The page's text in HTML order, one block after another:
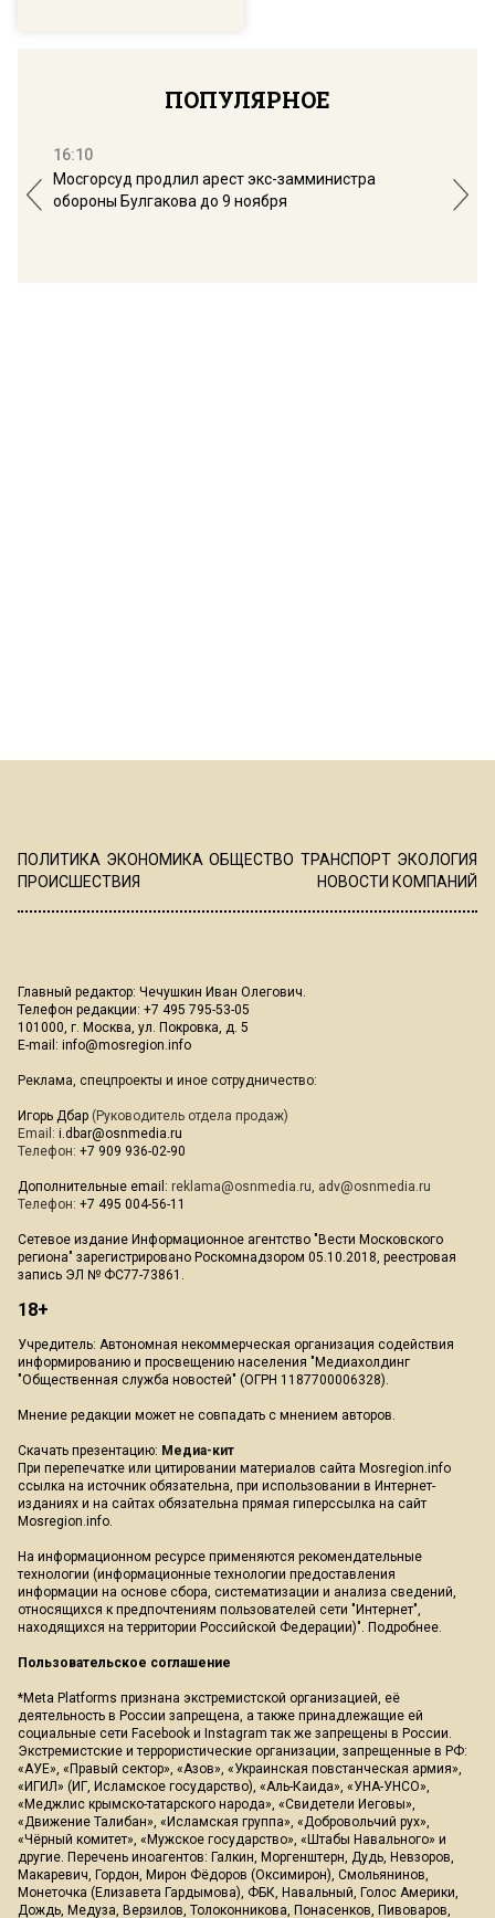
ПОПУЛЯРНОЕ
16:10
Мосгорсуд продлил арест экс-замминистра
обороны Булгакова до 9 ноября
ПОЛИТИКА ЭКОНОМИКА ОБЩЕСТВО ТРАНСПОРТ ЭКОЛОГИЯ
ПРОИСШЕСТВИЯ
НОВОСТИ КОМПАНИЙ
Главный редактор: Чечушкин Иван Олегович.
Телефон редакции: +7 495 795-53-05
101000, г. Москва, ул. Покровка, д. 5
E-mail: info@mosregion.info
Реклама, спецпроекты и иное сотрудничество:
Игорь Дбар (Руководитель отдела продаж)
Email: i.dbar@osnmedia.ru
Телефон: +7 909 936-02-90
Дополнительные email: reklama@osnmedia.ru, adv@osnmedia.ru
Телефон: +7 495 004-56-11
Сетевое издание Информационное агентство "Вести Московского
региона" зарегистрировано Роскомнадзором 05.10.2018, реестровая
запись ЭЛ № ФС77-73861.
18+
Учредитель: Автономная некоммерческая организация содействия
информированию и просвещению населения "Медиахолдинг
"Общественная служба новостей" (ОГРН 1187700006328).
Мнение редакции может не совпадать с мнением авторов.
Скачать презентацию: Медиа-кит
При перепечатке или цитировании материалов сайта Mosregion.info
ссылка на источник обязательна, при использовании в Интернет-
изданиях и на сайтах обязательна прямая гиперссылка на сайт
Mosregion.info.
На информационном ресурсе применяются рекомендательные
технологии (информационные технологии предоставления
информации на основе сбора, систематизации и анализа сведений,
относящихся к предпочтениям пользователей сети "Интернет",
находящихся на территории Российской Федерации)". Подробнее.
Пользовательское соглашение
*Meta Platforms признана экстремистской организацией, её
деятельность в России запрещена, а также принадлежащие ей
социальные сети Facebook и Instagram так же запрещены в России.
Экстремистские и террористические организации, запрещенные в РФ:
«АУЕ», «Правый сектор», «Азов», «Украинская повстанческая армия»,
«ИГИЛ» (ИГ, Исламское государство), «Аль-Каида», «УНА-УНСО»,
«Меджлис крымско-татарского народа», «Свидетели Иеговы»,
«Движение Талибан», «Исламская группа», «Добровольчий рух»,
«Чёрный комитет», «Мужское государство», «Штабы Навального» и
другие. Перечень иноагентов: Галкин, Моргенштерн, Дудь, Невзоров,
Макаревич, Гордон, Мирон Фёдоров (Оксимирон), Смольянинов,
Монеточка (Елизавета Гардымова), ФБК, Навальный, Голос Америки,
Дождь, Медуза, Верзилов, Толоконникова, Понасенков, Пивоваров,